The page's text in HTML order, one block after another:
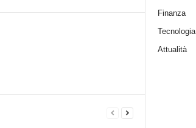
Finanza
Tecnologia
Attualità